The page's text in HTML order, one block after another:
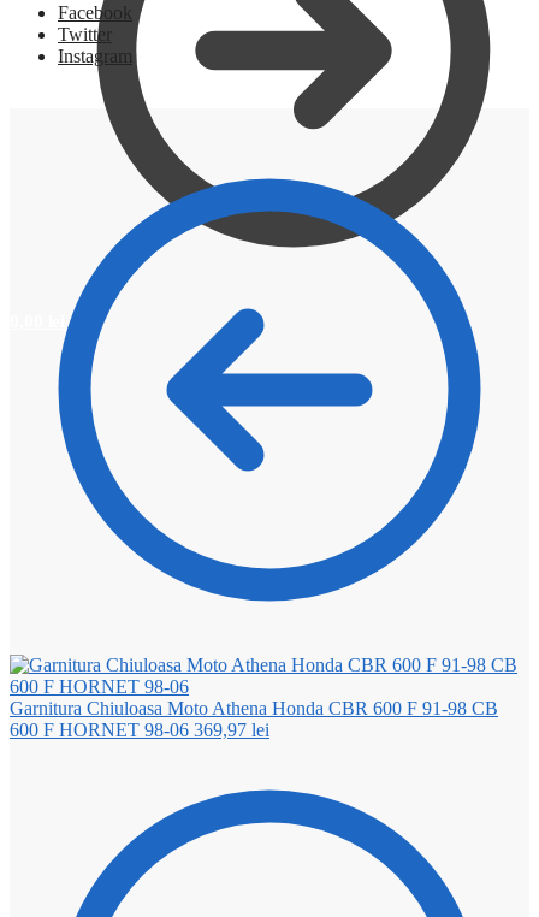
0
Facebook
Twitter
Instagram
Garnitura Chiuloasa Moto Athena Honda CBR 600 F 91-98 CB
600 F HORNET 98-06 369,97 lei